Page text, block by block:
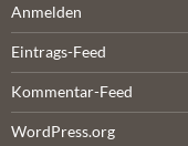
Anmelden
Eintrags-Feed
Kommentar-Feed
WordPress.org